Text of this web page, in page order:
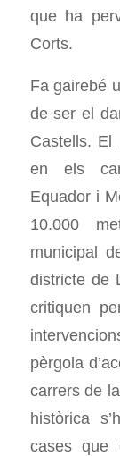
que ha
Corts.
Fa gairebé
de ser el
Castells. El
en els
Equador i
10.000
municipal
districte de
critiquen
pèrgola
carrers de
històrica
cases que